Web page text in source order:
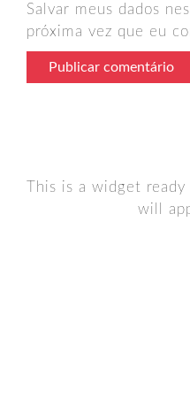
Salvar meus dados
próxima vez que eu
This is a widget
will